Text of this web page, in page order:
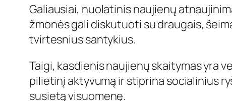
Galiausiai, nuolatinis naujienų
žmonės gali diskutuoti su draugais,
tvirtesnius santykius.
Taigi, kasdienis naujienų skaitymas yra
pilietinį aktyvumą ir stiprina socialinius
susietą visuomenę.